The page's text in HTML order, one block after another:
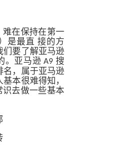
难在保持在第一
是最直 接的方
们要了解亚马逊
。亚马逊 A9搜
名，属于亚马逊
基本很难得知，
识去做一些基本